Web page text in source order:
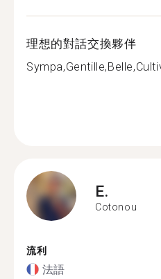
理想的對話交換夥伴
E.
Cotonou
流利
法語